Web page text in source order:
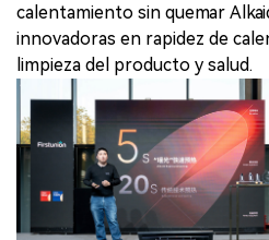
calentamiento sin quemar
innovadoras en rapidez de
limpieza del producto y salud.